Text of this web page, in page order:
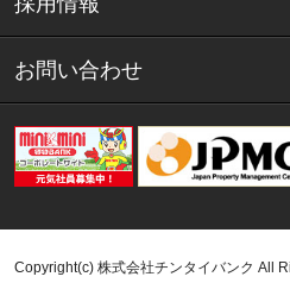
お問い合わせ
Copyright(c) 株式会社チンタイバンク All